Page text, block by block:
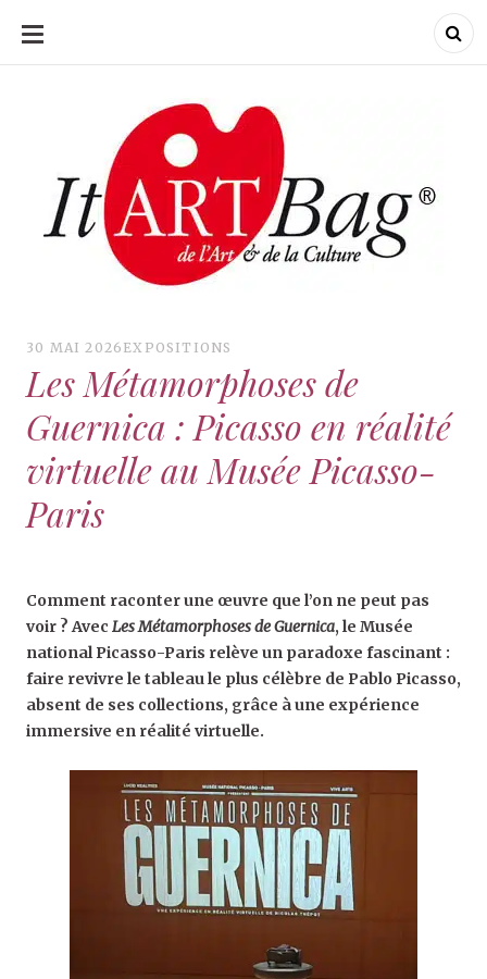
ALLER
CONTENU
ItArtBag
ItArtBag
30 MAI 2026 EXPOSITIONS
Les Métamorphoses de
Guernica : Picasso en réalité
virtuelle au Musée Picasso-
Paris
Comment raconter une œuvre que l’on ne peut pas
voir ? Avec Les Métamorphoses de Guernica, le Musée
national Picasso-Paris relève un paradoxe fascinant :
faire revivre le tableau le plus célèbre de Pablo Picasso,
absent de ses collections, grâce à une expérience
immersive en réalité virtuelle.